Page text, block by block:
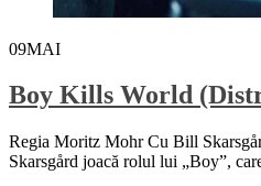
09MAI
Boy Kills World
Regia Moritz Mohr Cu Bill
Skarsgård joacă rolul lui „Boy”,